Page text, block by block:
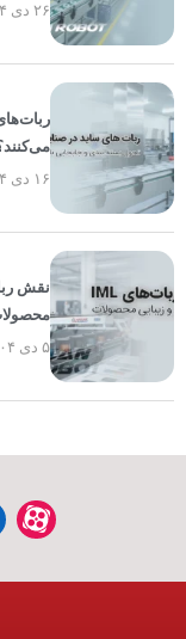
۲۶ دی ۱۴۰۴
۱۶ دی ۱۴۰۴
۵ دی ۱۴۰۴